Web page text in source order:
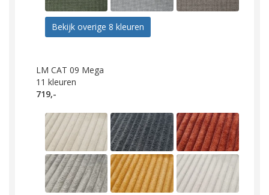
Bekijk overige 8 kleuren
LM CAT 09 Mega
11 kleuren
719,-